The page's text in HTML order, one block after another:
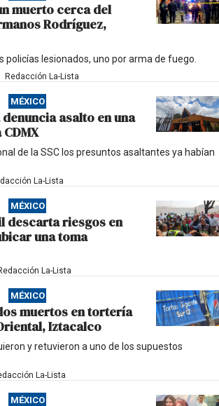
muerto cerca del
Rodríguez,
policías lesionados, uno por arma de fuego.
Redacción La-Lista
MÉXICO
asalto en una
de la SSC los presuntos asaltantes ya habían
La-Lista
MÉXICO
descarta riesgos en
una toma
La-Lista
MÉXICO
muertos en tortería
Iztacalco
y retuvieron a uno de los supuestos
La-Lista
MÉXICO